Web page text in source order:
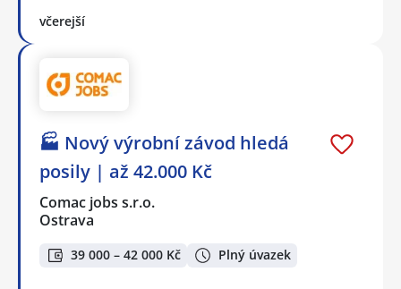
včerejší
🏭 Nový výrobní závod hledá
posily | až 42.000 Kč
Comac jobs s.r.o.
Ostrava
39 000 – 42 000 Kč Plný úvazek